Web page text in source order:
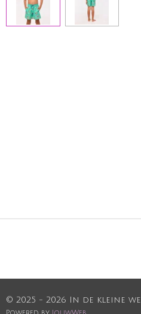
© 2025 - 2026 In de kleine